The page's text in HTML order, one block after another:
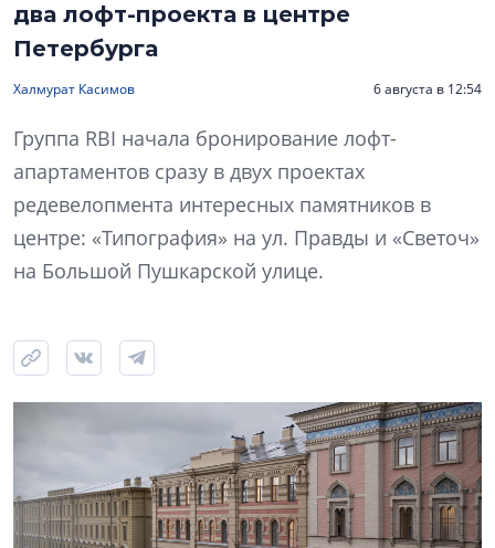
два лофт-проекта в центре
Петербурга
Халмурат Касимов 6 августа в 12:54
Группа RBI начала бронирование лофт-
апартаментов сразу в двух проектах
редевелопмента интересных памятников в
центре: «Типография» на ул. Правды и «Светоч»
на Большой Пушкарской улице.